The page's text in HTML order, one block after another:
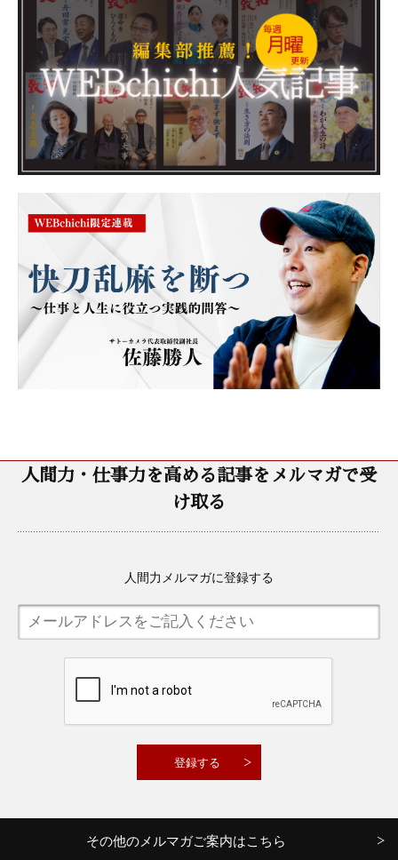
人間力・仕事力を高める記事をメルマガで受
け取る
人間力メルマガに登録する
その他のメルマガご案内はこちら